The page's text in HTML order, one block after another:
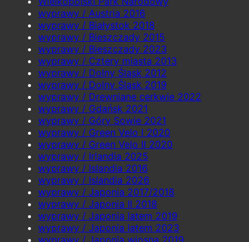
wyprawy / Austria 2016
wyprawy / Białystok 2018
wyprawy / Bieszczady 2015
wyprawy / Bieszczady 2023
wyprawy / Cztery miasta 2013
wyprawy / Dolny Śląsk 2012
wyprawy / Dolny Śląsk 2019
wyprawy / Drewniane cerkwie 2022
wyprawy / Gdańsk 2021
wyprawy / Góry Sowie 2021
wyprawy / Green Velo I 2020
wyprawy / Green Velo II 2020
wyprawy / Irlandia 2025
wyprawy / Islandia 2016
wyprawy / Islandia 2026
wyprawy / Japonia 2017/2018
wyprawy / Japonia II 2018
wyprawy / Japonia latem 2019
wyprawy / Japonia latem 2023